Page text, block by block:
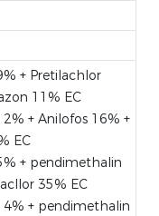
+ Pretilachlor
11% EC
+ Anilofos 16% +
EC
+ pendimethalin
35% EC
+ pendimethalin